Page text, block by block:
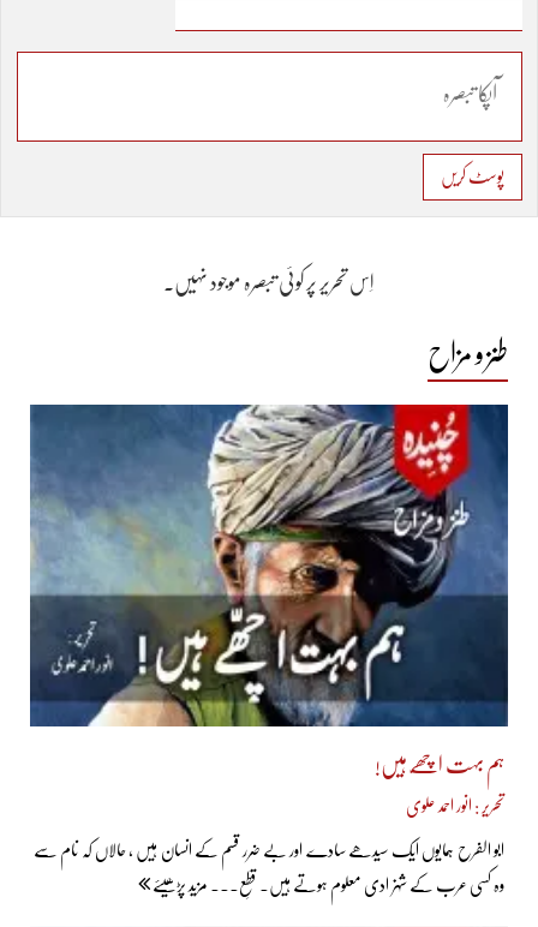
پوسٹ کریں
اِس تحریر پر کوئی تبصرہ موجود نہیں۔
طنز و مزاح
ہم بہت اچھّے ہیں!
تحریر : انور احمد علوی
ابو الفرح ہمایوں ایک سیدھے سادے اور بے ضرر قسم کے انسان ہیں ، حالاں کہ نام سے
وہ کسی عرب کے شہزادی معلوم ہوتے ہیں۔ قطعِ... مزید پڑھیئے